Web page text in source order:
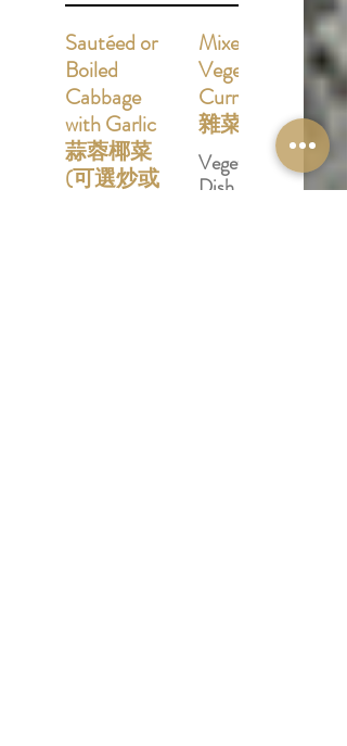
Sautéed or
Boiled
Cabbage
with Garlic
蒜蓉椰菜
(可選炒或
Mixed
Vegetables
Curry 咖哩
雜菜
Vegetarian
Dish 素菜